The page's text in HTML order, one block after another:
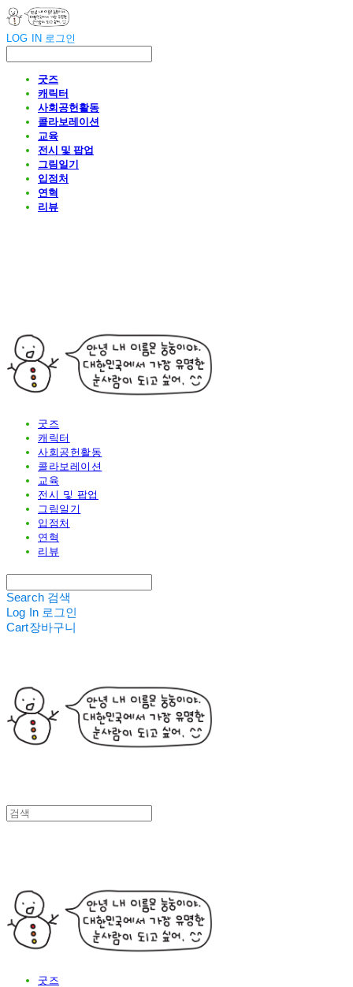
LOG IN 로그인
굿즈
캐릭터
사회공헌활동
콜라보레이션
교육
전시 및 팝업
그림일기
입점처
연혁
리뷰
굿즈
캐릭터
사회공헌활동
콜라보레이션
교육
전시 및 팝업
그림일기
입점처
연혁
리뷰
Search 검색
Log In 로그인
Cart장바구니
굿즈